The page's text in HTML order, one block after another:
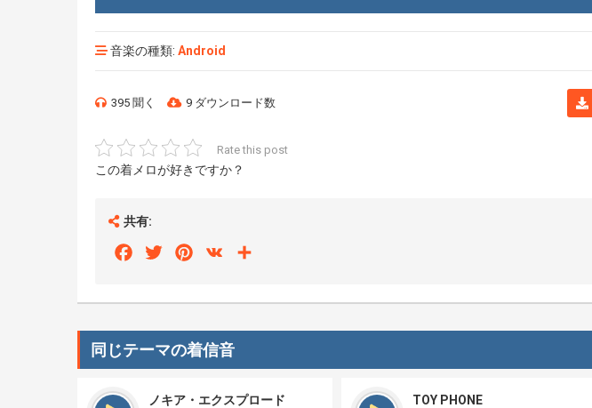
音楽の種類: Android
395 聞く 9 ダウンロード数
Rate this post
この着メロが好きですか？
共有:
FacebookTwitterPinterest
VK
同じテーマの着信音
ノキア・エクスプロード TOY PHONE